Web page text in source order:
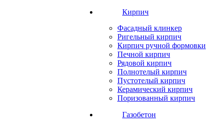
Кирпич
Фасадный клинкер
Ригельный кирпич
Кирпич ручной формовки
Печной кирпич
Рядовой кирпич
Полнотелый кирпич
Пустотелый кирпич
Керамический кирпич
Поризованный кирпич
Газобетон